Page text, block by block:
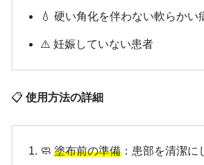
💧 硬い角化を伴わない軟らかい
⚠️ 妊娠していない患者
📋 使用方法の詳細
🧼 塗布前の準備 ：患部を清潔に